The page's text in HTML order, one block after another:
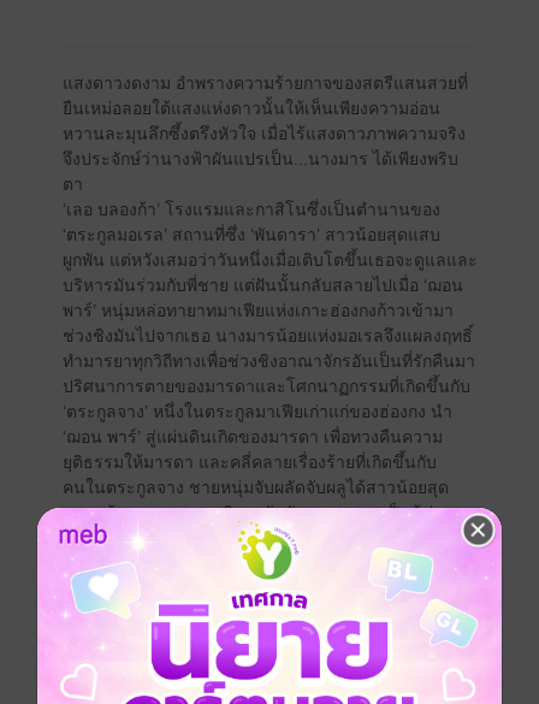
แสงดาวงดงาม อำพรางความร้ายกาจของสตรีแสนสวยที่
ยืนเหม่อลอยใต้แสงแห่งดาวนั้นให้เห็นเพียงความอ่อน
หวานละมุนลึกซึ้งตรึงหัวใจ เมื่อไร้แสงดาวภาพความจริง
จึงประจักษ์ว่านางฟ้าผันแปรเป็น...นางมาร ได้เพียงพริบ
ตา
‘เลอ บลองก้า’ โรงแรมและกาสิโนซึ่งเป็นตำนานของ
‘ตระกูลมอเรล’ สถานที่ซึ่ง ‘พันดารา’ สาวน้อยสุดแสบ
ผูกพัน แต่หวังเสมอว่าวันหนึ่งเมื่อเติบโตขึ้นเธอจะดูแลและ
บริหารมันร่วมกับพี่ชาย แต่ฝันนั้นกลับสลายไปเมื่อ ‘ฌอน
พาร์’ หนุ่มหล่อทายาทมาเฟียแห่งเกาะฮ่องกงก้าวเข้ามา
ช่วงชิงมันไปจากเธอ นางมารน้อยแห่งมอเรลจึงแผลงฤทธิ์
ทำมารยาทุกวิถีทางเพื่อช่วงชิงอาณาจักรอันเป็นที่รักคืนมา
ปริศนาการตายของมารดาและโศกนาฏกรรมที่เกิดขึ้นกับ
‘ตระกูลจาง’ หนึ่งในตระกูลมาเฟียเก่าแก่ของฮ่องกง นำ
‘ฌอน พาร์’ สู่แผ่นดินเกิดของมารดา เพื่อทวงคืนความ
ยุติธรรมให้มารดา และคลี่คลายเรื่องร้ายที่เกิดขึ้นกับ
คนในตระกูลจาง ชายหนุ่มจับผลัดจับผลูได้สาวน้อยสุด
แสบ เจ้าของดวงตาระยิบระยับดังดวงดาวมาเป็นผู้ช่วย
เธอ…ผู้สั่นคลอนหัวใจเขาเพียงแค่สบตา
เธอ…ผู้แสบร้ายจนชายหนุ่มถอยหนี
เธอ…ผู้ช่วงชิงหัวใจของเขาไปโดยมันทันได้รู้ตัว
รุ่นหลาน
ประเภทไฟล์ pdf, epub (สารบัญ)